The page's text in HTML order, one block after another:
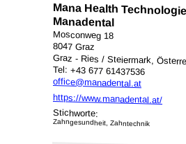
Mana Health
Manadental
Mosconweg 18
8047 Graz
Graz - Ries / Steiermark,
Tel: +43 677 61437536
office@manadental.at
https://www.manadental.at/
Stichworte:
Zahngesundheit, Zahntechnik